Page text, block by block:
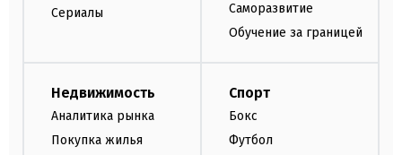
Сериалы
Саморазвитие
Обучение за границей
Недвижимость
Аналитика рынка
Покупка жилья
Спорт
Бокс
Футбол